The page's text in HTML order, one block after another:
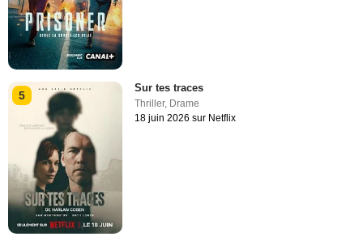
5
Sur tes traces
Thriller, Drame
18 juin 2026 sur Netflix